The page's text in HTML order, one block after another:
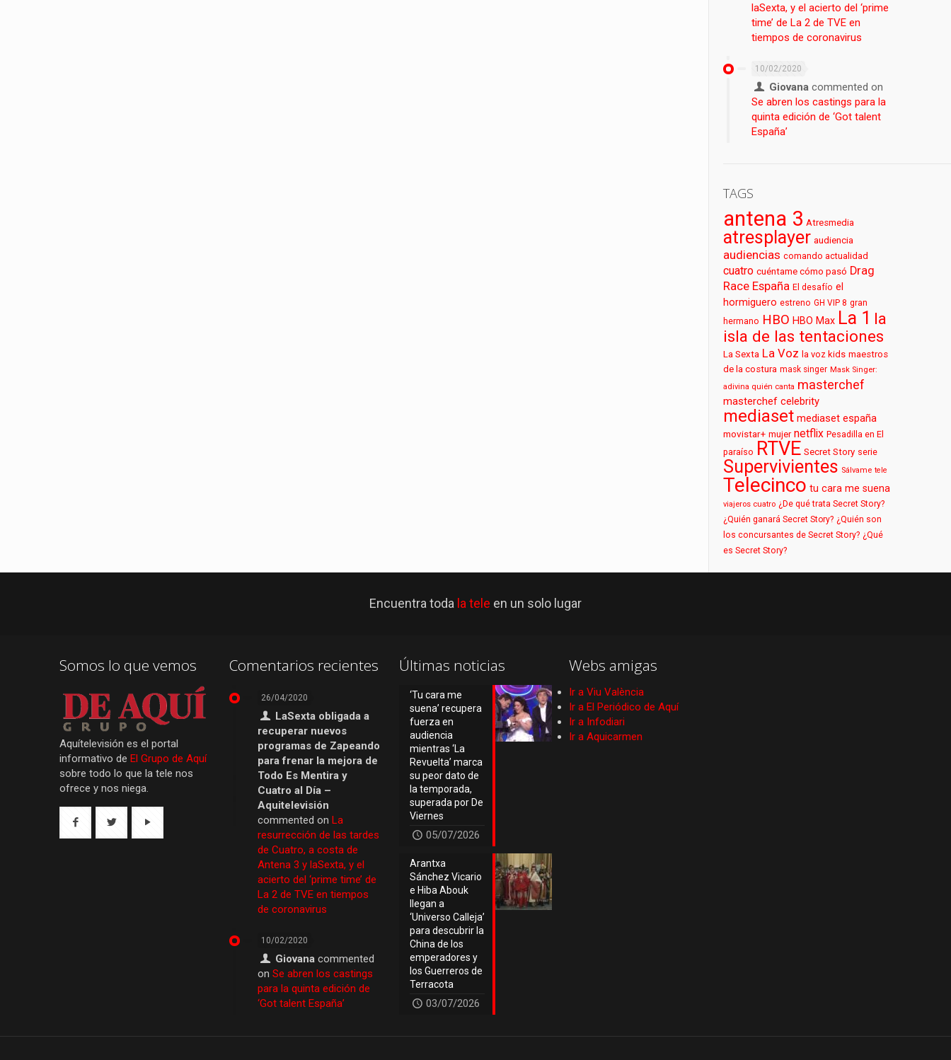
laSexta, y el acierto del ‘prime
time’ de La 2 de TVE en
tiempos de coronavirus
10/02/2020
Giovana commented on
Se abren los castings para la
quinta edición de ‘Got talent
España’
TAGS
antena 3 Atresmedia
atresplayer audiencia
audiencias comando actualidad
cuatro cuéntame cómo pasó Drag
Race España El desafío el
hormiguero estreno GH VIP 8 gran
hermano HBO HBO Max La 1 la
isla de las tentaciones
La Sexta La Voz la voz kids maestros
de la costura mask singer Mask Singer:
adivina quién canta masterchef
masterchef celebrity
mediaset mediaset españa
movistar+ mujer netflix Pesadilla en El
paraíso RTVE Secret Story serie
Supervivientes Sálvame tele
Telecinco tu cara me suena
viajeros cuatro ¿De qué trata Secret Story?
¿Quién ganará Secret Story? ¿Quién son
los concursantes de Secret Story? ¿Qué
es Secret Story?
Encuentra toda la tele en un solo lugar
Somos lo que vemos
Aquítelevisión es el portal
informativo de El Grupo de Aquí
sobre todo lo que la tele nos
ofrece y nos niega.
Comentarios recientes
26/04/2020
LaSexta obligada a
recuperar nuevos
programas de Zapeando
para frenar la mejora de
Todo Es Mentira y
Cuatro al Día –
Aquitelevisión
commented on La
resurrección de las tardes
de Cuatro, a costa de
Antena 3 y laSexta, y el
acierto del ‘prime time’ de
La 2 de TVE en tiempos
de coronavirus
10/02/2020
Giovana commented
on Se abren los castings
para la quinta edición de
‘Got talent España’
Últimas noticias
‘Tu cara me
suena’ recupera
fuerza en
audiencia
mientras ‘La
Revuelta’ marca
su peor dato de
la temporada,
superada por De
Viernes
05/07/2026
Arantxa
Sánchez Vicario
e Hiba Abouk
llegan a
‘Universo Calleja’
para descubrir la
China de los
emperadores y
los Guerreros de
Terracota
03/07/2026
Webs amigas
Ir a Viu València
Ir a El Periódico de Aquí
Ir a Infodiari
Ir a Aquicarmen